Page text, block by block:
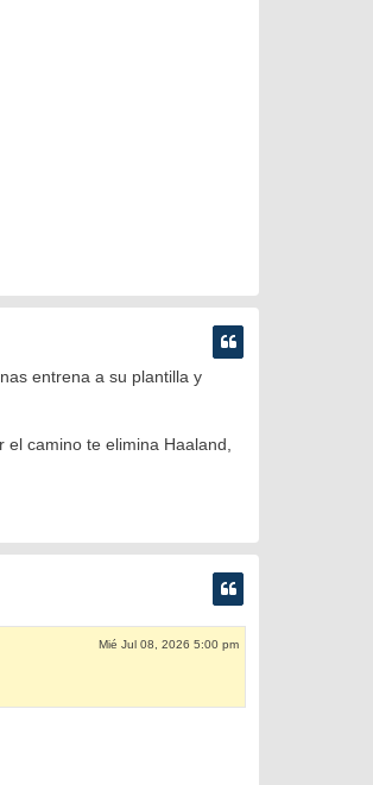
entrena a su plantilla y
camino te elimina Haaland,
Mié Jul 08, 2026 5:00 pm